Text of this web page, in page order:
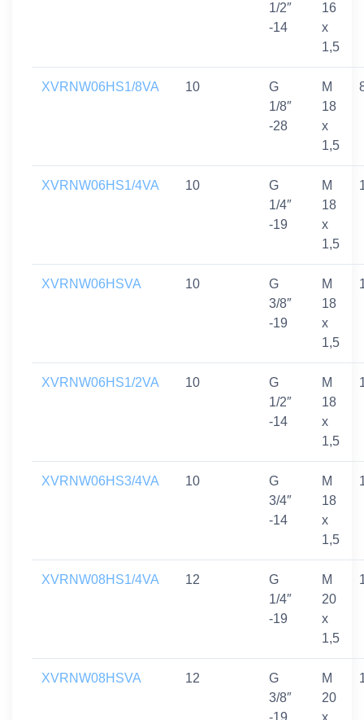
1/2″
-14
16
x
1,5
XVRNW06HS1/8VA 10
G
1/8″
-28
M
18
x
1,5
XVRNW06HS1/4VA 10
G
1/4″
-19
M
18
x
1,5
XVRNW06HSVA 10
G
3/8″
-19
M
18
x
1,5
XVRNW06HS1/2VA 10
G
1/2″
-14
M
18
x
1,5
XVRNW06HS3/4VA 10
G
3/4″
-14
M
18
x
1,5
XVRNW08HS1/4VA 12
G
1/4″
-19
M
20
x
1,5
XVRNW08HSVA 12
G
3/8″
M
20